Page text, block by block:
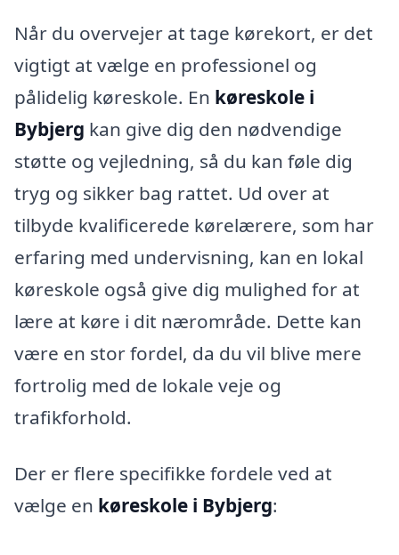
Når du overvejer at tage kørekort, er det
vigtigt at vælge en professionel og
pålidelig køreskole. En køreskole i
Bybjerg kan give dig den nødvendige
støtte og vejledning, så du kan føle dig
tryg og sikker bag rattet. Ud over at
tilbyde kvalificerede kørelærere, som har
erfaring med undervisning, kan en lokal
køreskole også give dig mulighed for at
lære at køre i dit nærområde. Dette kan
være en stor fordel, da du vil blive mere
fortrolig med de lokale veje og
trafikforhold.
Der er flere specifikke fordele ved at
vælge en køreskole i Bybjerg: